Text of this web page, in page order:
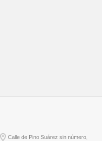
Calle de Pino Suárez sin número,